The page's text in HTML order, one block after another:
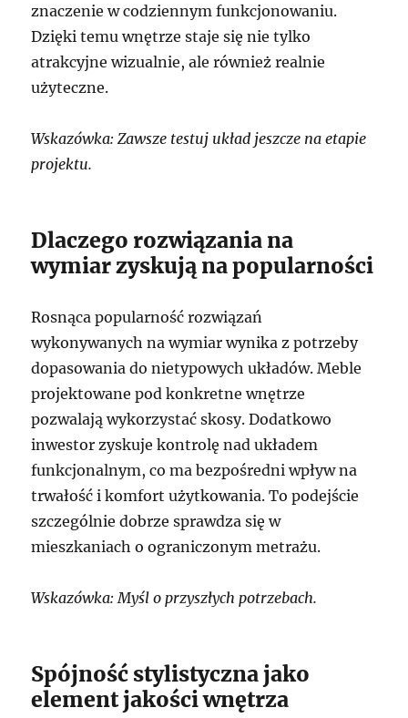
znaczenie w codziennym funkcjonowaniu.
Dzięki temu wnętrze staje się nie tylko
atrakcyjne wizualnie, ale również realnie
użyteczne.
Wskazówka: Zawsze testuj układ jeszcze na etapie
projektu.
Dlaczego rozwiązania na
wymiar zyskują na popularności
Rosnąca popularność rozwiązań
wykonywanych na wymiar wynika z potrzeby
dopasowania do nietypowych układów. Meble
projektowane pod konkretne wnętrze
pozwalają wykorzystać skosy. Dodatkowo
inwestor zyskuje kontrolę nad układem
funkcjonalnym, co ma bezpośredni wpływ na
trwałość i komfort użytkowania. To podejście
szczególnie dobrze sprawdza się w
mieszkaniach o ograniczonym metrażu.
Wskazówka: Myśl o przyszłych potrzebach.
Spójność stylistyczna jako
element jakości wnętrza